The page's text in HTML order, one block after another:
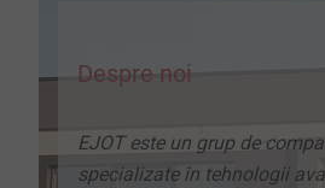
Despre noi
EJOT este un grup de
specializate în tehnologii